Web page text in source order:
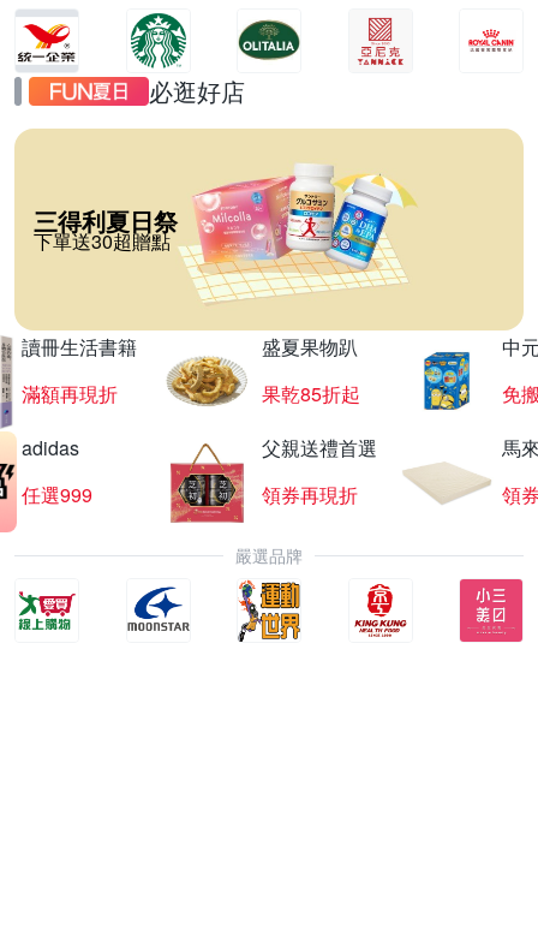
必逛好店
三得利夏日祭
下單送30超贈點
讀冊生活書籍
滿額再現折
盛夏果物趴
果乾85折起
中
免
adidas
任選999
父親送禮首選
領券再現折
馬
領
嚴選品牌